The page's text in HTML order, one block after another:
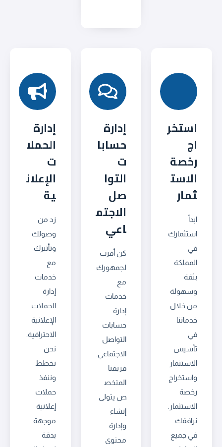
استخر
اج
رخصة
الاست
ثمار
ابدأ
استثمارك
في
المملكة
بثقة
وسهولة
من خلال
خدماتنا
في
تأسيس
الاستثمار
واستخراج
رخصة
الاستثمار.
نرافقك
في جميع
إدارة
حسابا
ت
التوا
صل
الاجتم
اعي
كن أقرب
لجمهورك
مع
خدمات
إدارة
حسابات
التواصل
الاجتماعي.
فريقنا
المتخص
ص يتولى
إنشاء
وإدارة
محتوى
إدارة
الحملا
ت
الإعلان
ية
زد من
وصولك
وتأثيرك
مع
خدمات
إدارة
الحملات
الإعلانية
الاحترافية.
نحن
نخطط
وننفذ
حملات
إعلانية
موجهة
بدقة